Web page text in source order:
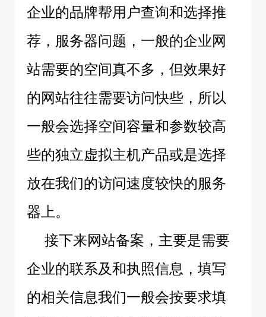
企业的品牌帮用户查询和选择推
荐，服务器问题，一般的企业网
站需要的空间真不多，但效果好
的网站往往需要访问快些，所以
一般会选择空间容量和参数较高
些的独立虚拟主机产品或是选择
放在我们的访问速度较快的服务
器上。
接下来网站备案，主要是需要
企业的联系及和执照信息，填写
的相关信息我们一般会按要求填